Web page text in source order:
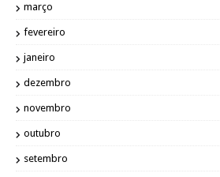
março
fevereiro
janeiro
dezembro
novembro
outubro
setembro